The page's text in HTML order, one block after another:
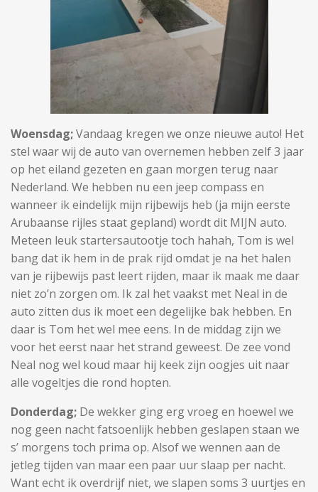
Woensdag;Vandaag kregen we onze nieuwe auto! Het
stel waar wij de auto van overnemen hebben zelf 3 jaar
op het eiland gezeten en gaan morgen terug naar
Nederland. We hebben nu een jeep compass en
wanneer ik eindelijk mijn rijbewijs heb (ja mijn eerste
Arubaanse rijles staat gepland) wordt dit MIJN auto.
Meteen leuk startersautootje toch hahah, Tom is wel
bang dat ik hem in de prak rijd omdat je na het halen
van je rijbewijs past leert rijden, maar ik maak me daar
niet zo’n zorgen om. Ik zal het vaakst met Neal in de
auto zitten dus ik moet een degelijke bak hebben. En
daar is Tom het wel mee eens. In de middag zijn we
voor het eerst naar het strand geweest. De zee vond
Neal nog wel koud maar hij keek zijn oogjes uit naar
alle vogeltjes die rond hopten.
Donderdag; De wekker ging erg vroeg en hoewel we
nog geen nacht fatsoenlijk hebben geslapen staan we
s’ morgens toch prima op. Alsof we wennen aan de
jetleg tijden van maar een paar uur slaap per nacht.
Want echt ik overdrijf niet, we slapen soms 3 uurtjes en